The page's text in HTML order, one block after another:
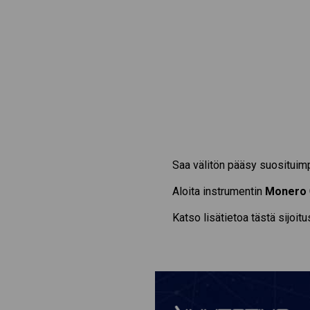
Saa välitön pääsy
Aloita instrumentin Monero
Katso lisätietoa tästä